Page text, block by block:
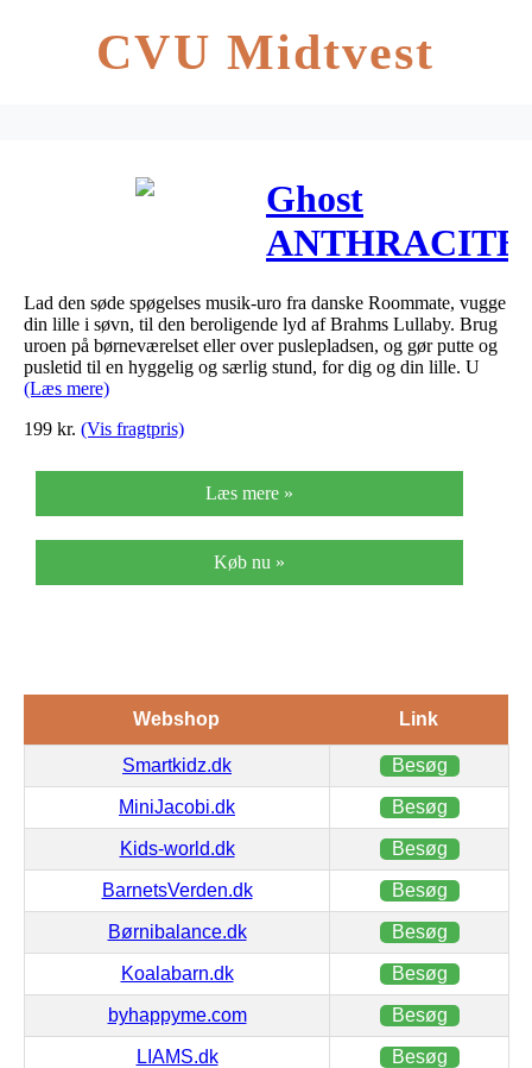
CVU Midtvest
Ghost
ANTHRACITE
musik uro fra
Roommate
Lad den søde spøgelses musik-uro fra danske Roommate, vugge
din lille i søvn, til den beroligende lyd af Brahms Lullaby. Brug
uroen på børneværelset eller over puslepladsen, og gør putte og
pusletid til en hyggelig og særlig stund, for dig og din lille. U
(Læs mere)
199 kr. (Vis fragtpris)
Læs mere »
Køb nu »
Webshop Link
Smartkidz.dk Besøg
MiniJacobi.dk Besøg
Kids-world.dk Besøg
BarnetsVerden.dk Besøg
Børnibalance.dk Besøg
Koalabarn.dk Besøg
byhappyme.com Besøg
LIAMS.dk Besøg